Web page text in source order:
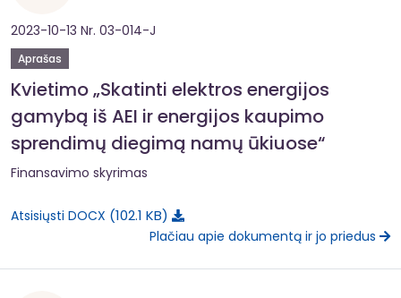
2023-10-13 Nr. 03-014-J
Aprašas
Kvietimo „Skatinti elektros energijos
gamybą iš AEI ir energijos kaupimo
sprendimų diegimą namų ūkiuose“
Finansavimo skyrimas
Atsisiųsti DOCX 102.1 KB
Plačiau apie dokumentą ir jo priedus